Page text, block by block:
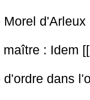
Morel d'Arleux
maître : Idem
d'ordre dans